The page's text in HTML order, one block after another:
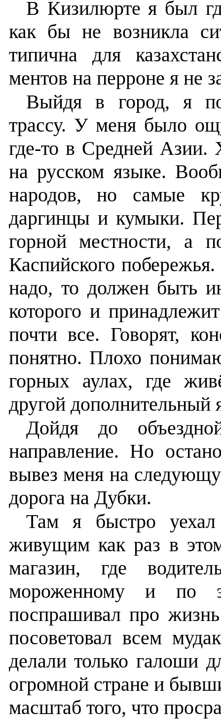
В Кизилюрте я был
как бы не возникла
типична для
ментов на перроне я не
Выйдя в город, я
трассу. У меня было
где-то в Средней Азии.
на русском языке.
народов, но самые
даргинцы и кумыки.
горной местности, а
Каспийского
надо, то должен быть
которого и
почти все. Говорят,
понятно. Плохо
горных аулах, где
другой дополнительный
Дойдя до
направление. Но
вывез меня на
дорога на Дубки.
Там я быстро уехал
живущим как раз в
магазин, где
мороженному и по
поспрашивал про
посоветовал всем
делали только галоши
огромной стране и
масштаб того, что